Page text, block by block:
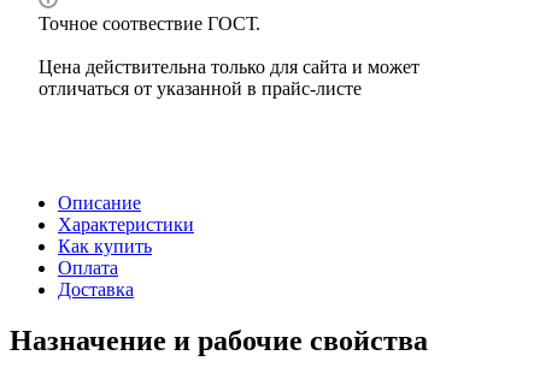
Точное соотвествие ГОСТ.
Цена действительна только для сайта и может
отличаться от указанной в прайс-листе
Описание
Характеристики
Как купить
Оплата
Доставка
Назначение и рабочие свойства